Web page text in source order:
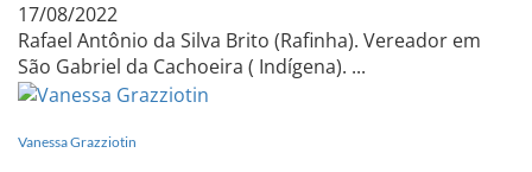
17/08/2022
Rafael Antônio da Silva Brito (Rafinha). Vereador em
São Gabriel da Cachoeira ( Indígena). ...
Vanessa Grazziotin